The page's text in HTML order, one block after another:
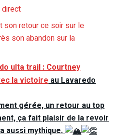
direct
son retour ce soir sur le
son abandon sur la
ulta trail : Courtney
la victoireau Lavaredo
gérée, un retour au top
ça fait plaisir de la revoir
aussi mythique.